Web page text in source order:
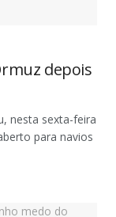
depois
nesta sexta-feira
para navios